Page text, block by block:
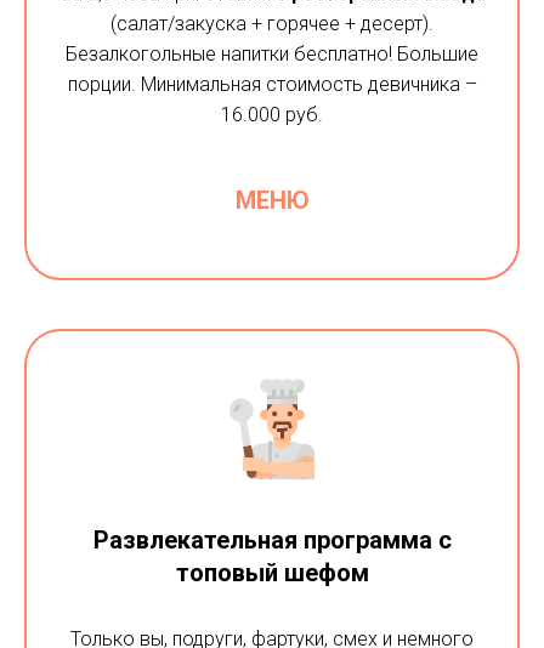
(салат/закуска + горячее + десерт).
Безалкогольные напитки бесплатно! Большие
порции. Минимальная стоимость девичника –
16.000 руб.
МЕНЮ
Развлекательная программа с
топовый шефом
Только вы, подруги, фартуки, смех и немного